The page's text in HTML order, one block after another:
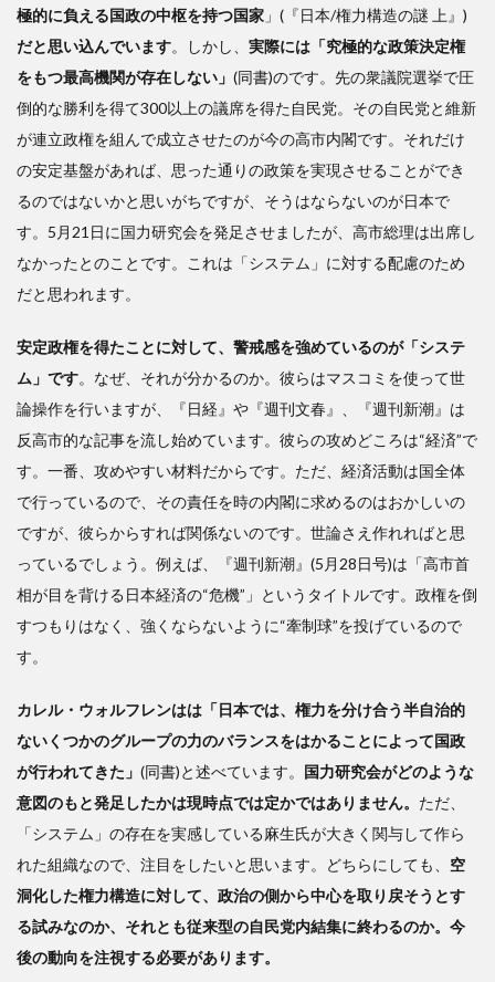
極的に負える国政の中枢を持つ国家 」(『日本/権力構造の謎 上』)
だと思い込んでいます。しかし、 実際には「究極的な政策決定権
をもつ最高機関が存在しない」 (同書)のです。先の衆議院選挙で圧
倒的な勝利を得て300以上の議席を得た自民党。その自民党と維新
が連立政権を組んで成立させたのが今の高市内閣です。それだけ
の安定基盤があれば、思った通りの政策を実現させることができ
るのではないかと思いがちですが、そうはならないのが日本で
す。5月21日に国力研究会を発足させましたが、高市総理は出席し
なかったとのことです。これは「システム」に対する配慮のため
だと思われます。
安定政権を得たことに対して、警戒感を強めているのが「システ
ム」です。なぜ、それが分かるのか。彼らはマスコミを使って世
論操作を行いますが、『日経』や『週刊文春』、『週刊新潮』は
反高市的な記事を流し始めています。彼らの攻めどころは“経済”で
す。一番、攻めやすい材料だからです。ただ、経済活動は国全体
で行っているので、その責任を時の内閣に求めるのはおかしいの
ですが、彼らからすれば関係ないのです。世論さえ作れればと思
っているでしょう。例えば、『週刊新潮』(5月28日号)は「高市首
相が目を背ける日本経済の“危機”」というタイトルです。政権を倒
すつもりはなく、強くならないように“牽制球”を投げているので
す。
カレル・ウォルフレンはは「日本では、権力を分け合う半自治的
ないくつかのグループの力のバランスをはかることによって国政
が行われてきた」 (同書)と述べています。 国力研究会がどのような
意図のもと発足したかは現時点では定かではありません。 ただ、
「システム」の存在を実感している麻生氏が大きく関与して作ら
れた組織なので、注目をしたいと思います。どちらにしても、 空
洞化した権力構造に対して、政治の側から中心を取り戻そうとす
る試みなのか、それとも従来型の自民党内結集に終わるのか。今
後の動向を注視する必要があります。